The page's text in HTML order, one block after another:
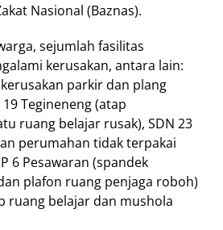
Nasional (Baznas).
sejumlah fasilitas
kerusakan, antara lain:
parkir dan plang
Tegineneng (atap
ruang belajar rusak), SDN 23
perumahan tidak terpakai
6 Pesawaran (spandek
plafon ruang penjaga roboh)
ruang belajar dan mushola